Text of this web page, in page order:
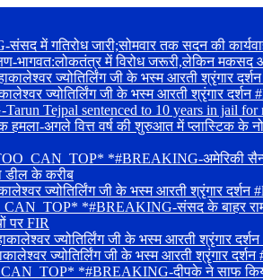
में गतिरोध जारी;सोमवार तक सदन की
भागवत:लोकतंत्र में विरोध जरूरी,लेकिन मकसद
ज्योतिर्लिंग जी के भस्म आरती श्रृंगार दर्शन
ज्योतिर्लिंग जी के भस्म आरती श्रृंगार
Tejpal sentenced to 10 years in jail for
अगले वित्त वर्ष की शुरुआत में प्लास्टिक के
*#BREAKING-अमेरिकी सैन्य
डील के करीब
ज्योतिर्लिंग जी के भस्म आरती श्रृंगार
*#BREAKING-संसद के बाहर राम
पर FIR
ज्योतिर्लिंग जी के भस्म आरती श्रृंगार दर्शन
ज्योतिर्लिंग जी के भस्म आरती श्रृंगार दर्शन
*#BREAKING-दीपके ने साफ